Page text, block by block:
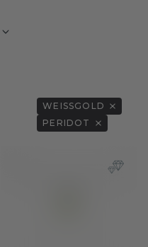
WEISSGOLD
PERIDOT